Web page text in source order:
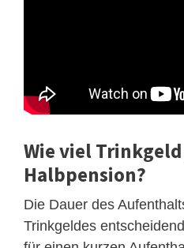
Wie viel
Halbpension?
Die Dauer des
Trinkgeldes